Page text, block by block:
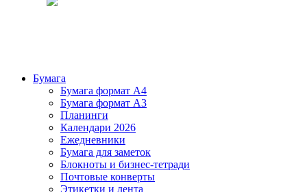
Бумага
Бумага формат А4
Бумага формат А3
Планинги
Календари 2026
Ежедневники
Бумага для заметок
Блокноты и бизнес-тетради
Почтовые конверты
Этикетки и лента